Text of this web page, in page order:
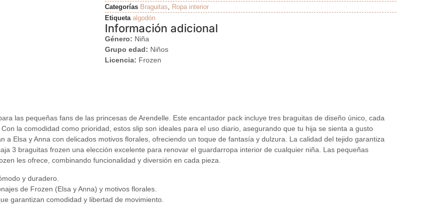
Categorías Braguitas
Ropa interior
Etiqueta algodón
Información adicional
Género: Niña
Grupo edad: Niños
Licencia: Frozen
las pequeñas fans de las princesas de Arendelle. Este encantador pack incluye tres braguitas de diseño único, cada
la comodidad como prioridad, estos slip son ideales para el uso diario, asegurando que tu hija se sienta a gusto
a Elsa y Anna con delicados motivos florales, ofreciendo un toque de fantasía y dulzura. La calidad del tejido garantiza
3 braguitas frozen una elección excelente para renovar el guardarropa interior de cualquier niña. Las pequeñas
les ofrece, combinando funcionalidad y diversión en cada pieza.
y duradero.
de Frozen (Elsa y Anna) y motivos florales.
garantizan comodidad y libertad de movimiento.